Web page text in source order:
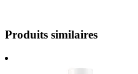
Produits similaires